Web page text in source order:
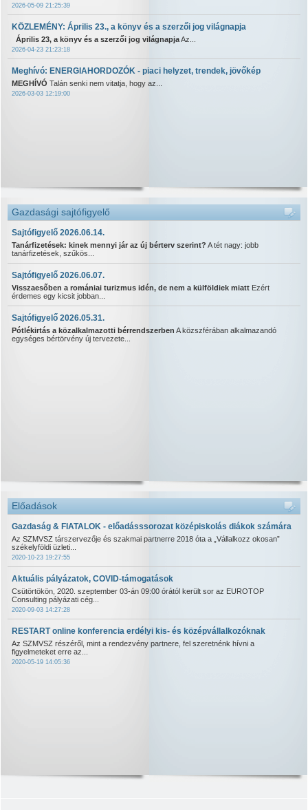
2026-05-09 21:25:39
KÖZLEMÉNY: Április 23., a könyv és a szerzői jog világnapja
Április 23, a könyv és a szerzői jog világnapjaAz...
2026-04-23 21:23:18
Meghívó: ENERGIAHORDOZÓK - piaci helyzet, trendek, jövőkép
MEGHÍVÓ Talán senki nem vitatja, hogy az...
2026-03-03 12:19:00
Gazdasági sajtófigyelő
Sajtófigyelő 2026.06.14.
Tanárfizetések: kinek mennyi jár az új bérterv szerint? A tét nagy: jobb
tanárfizetések, szűkös...
Sajtófigyelő 2026.06.07.
Visszaesőben a romániai turizmus idén, de nem a külföldiek miatt Ezért
érdemes egy kicsit jobban...
Sajtófigyelő 2026.05.31.
Pótlékirtás a közalkalmazotti bérrendszerben A közszférában alkalmazandó
egységes bértörvény új tervezete...
Előadások
Gazdaság & FIATALOK - előadásssorozat középiskolás diákok számára
Az SZMVSZ társzervezője és szakmai partnerre 2018 óta a „Vállalkozz okosan”
székelyföldi üzleti...
2020-10-23 19:27:55
Aktuális pályázatok, COVID-támogatások
Csütörtökön, 2020. szeptember 03-án 09:00 órától került sor az EUROTOP
Consulting pályázati cég...
2020-09-03 14:27:28
RESTART online konferencia erdélyi kis- és középvállalkozóknak
Az SZMVSZ részéről, mint a rendezvény partnere, fel szeretnénk hívni a
figyelmeteket erre az...
2020-05-19 14:05:36